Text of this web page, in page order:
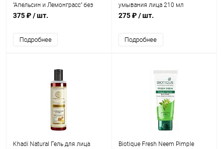
"Апельсин и Лемонграсс" без
парабенов и СЛС 210 мл
375 ₽/ шт.
Подробнее
умывания лица 210 мл
275 ₽/ шт.
Подробнее
Khadi Natural Гель для лица
Biotique Fresh Neem Pimple